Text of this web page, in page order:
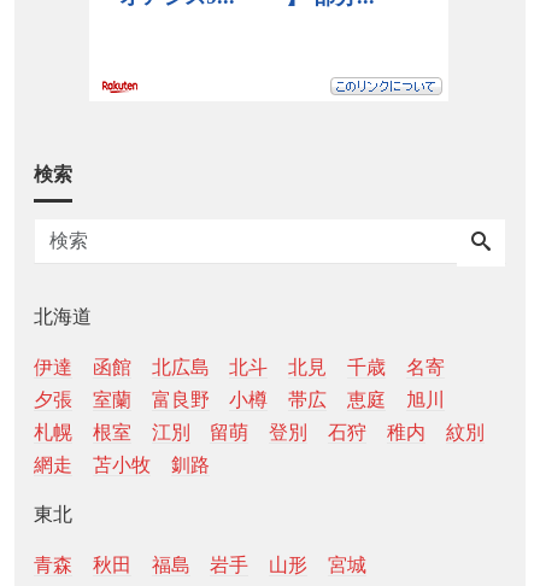
検索
北海道
伊達 函館 北広島 北斗 北見 千歳
名寄
夕張
室蘭 富良野 小樽 帯広 恵庭
旭川
札幌
根室 江別 留萌 登別 石狩 稚内
紋別
網走
苫小牧 釧路
東北
青森 秋田 福島 岩手 山形 宮城